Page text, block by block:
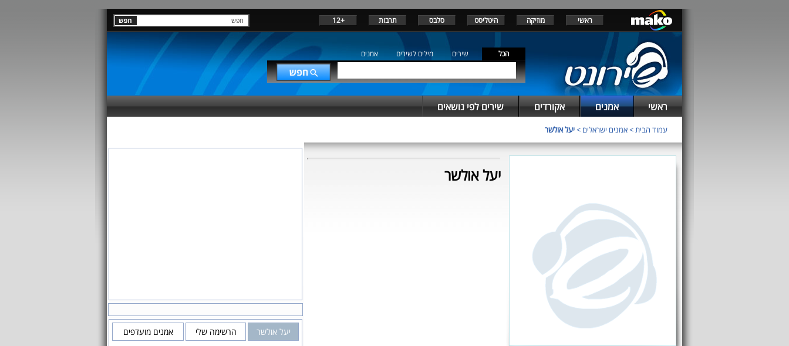
ראשי מוזיקה היטליסט סלבס תרבות +12
הכל שירים מילים לשירים אמנים
ראשי אמנים אקורדים שירים לפי נושאים
עמוד הבית>אמנים ישראלים >יעל אולשר
יעל אולשר
יעל אולשר הרשימה שלי אמנים מועדפים